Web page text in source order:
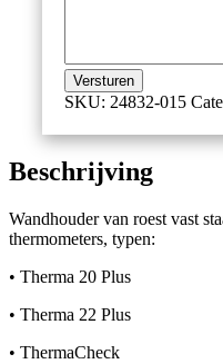
Versturen
SKU: 24832-015
Beschrijving
Wandhouder van roest vast
thermometers, typen:
• Therma 20 Plus
• Therma 22 Plus
• ThermaCheck